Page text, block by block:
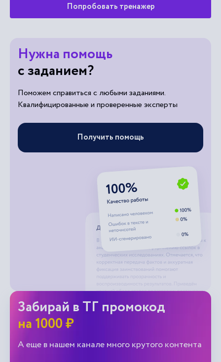
Попробовать тренажер
Нужна помощь
с заданием?
Поможем справиться с любыми заданиями.
Квалифицированные и проверенные эксперты
Получить помощь
Забирай в ТГ промокод
на 1000 ₽
А еще в нашем канале много крутого контента